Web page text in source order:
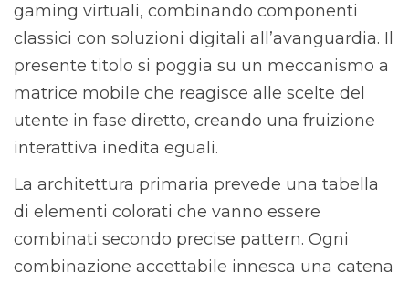
gaming virtuali, combinando componenti
classici con soluzioni digitali all’avanguardia. Il
presente titolo si poggia su un meccanismo a
matrice mobile che reagisce alle scelte del
utente in fase diretto, creando una fruizione
interattiva inedita eguali.
La architettura primaria prevede una tabella
di elementi colorati che vanno essere
combinati secondo precise pattern. Ogni
combinazione accettabile innesca una catena